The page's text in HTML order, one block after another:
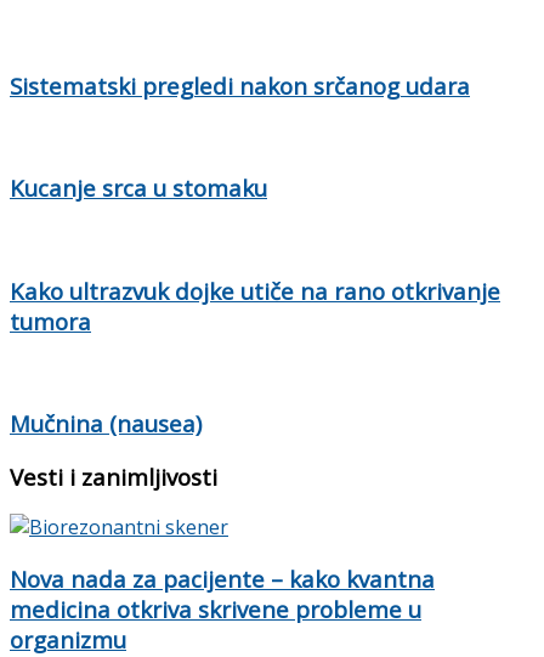
Sistematski pregledi nakon srčanog udara
Kucanje srca u stomaku
Kako ultrazvuk dojke utiče na rano otkrivanje
tumora
Mučnina (nausea)
Vesti i zanimljivosti
Nova nada za pacijente – kako kvantna
medicina otkriva skrivene probleme u
organizmu